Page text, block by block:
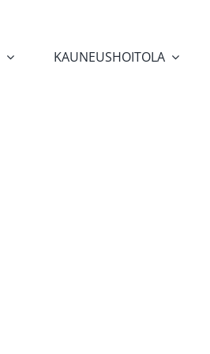
KAUNEUSHOITOLA